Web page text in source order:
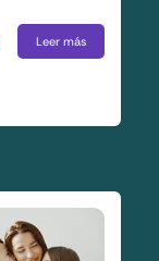
Leer más